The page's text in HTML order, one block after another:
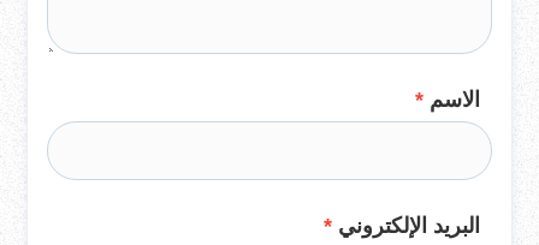
الاسم *
البريد الإلكتروني *